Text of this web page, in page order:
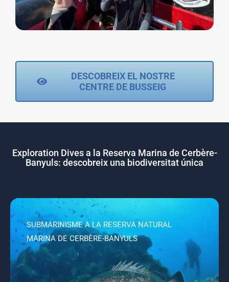
DESCOBREIX EL NOSTRE
CENTRE DE BUSSEIG
Exploration Dives a la Reserva Marina de Cerbère-
Banyuls: descobreix una biodiversitat única
SUBMARINISME A LA RESERVA NATURAL
MARINA DE CERBÈRE-BANYULS